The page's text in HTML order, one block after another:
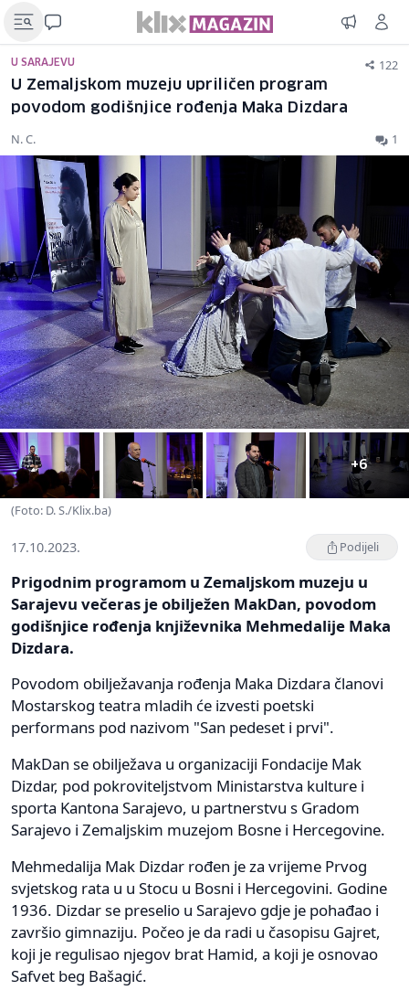
U SARAJEVU 122
U Zemaljskom muzeju upriličen program
povodom godišnjice rođenja Maka Dizdara
N. C. 1
+6
(Foto: D. S./Klix.ba)
17.10.2023. Podijeli
Prigodnim programom u Zemaljskom muzeju u
Sarajevu večeras je obilježen MakDan, povodom
godišnjice rođenja književnika Mehmedalije Maka
Dizdara.
Povodom obilježavanja rođenja Maka Dizdara članovi
Mostarskog teatra mladih će izvesti poetski
performans pod nazivom "San pedeset i prvi".
MakDan se obilježava u organizaciji Fondacije Mak
Dizdar, pod pokroviteljstvom Ministarstva kulture i
sporta Kantona Sarajevo, u partnerstvu s Gradom
Sarajevo i Zemaljskim muzejom Bosne i Hercegovine.
Mehmedalija Mak Dizdar rođen je za vrijeme Prvog
svjetskog rata u u Stocu u Bosni i Hercegovini. Godine
1936. Dizdar se preselio u Sarajevo gdje je pohađao i
završio gimnaziju. Počeo je da radi u časopisu Gajret,
koji je regulisao njegov brat Hamid, a koji je osnovao
Safvet beg Bašagić.